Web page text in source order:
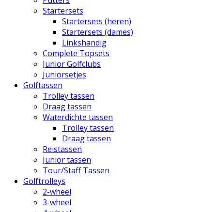
Startersets
Startersets (heren)
Startersets (dames)
Linkshandig
Complete Topsets
Junior Golfclubs
Juniorsetjes
Golftassen
Trolley tassen
Draag tassen
Waterdichte tassen
Trolley tassen
Draag tassen
Reistassen
Junior tassen
Tour/Staff Tassen
Golftrolleys
2-wheel
3-wheel